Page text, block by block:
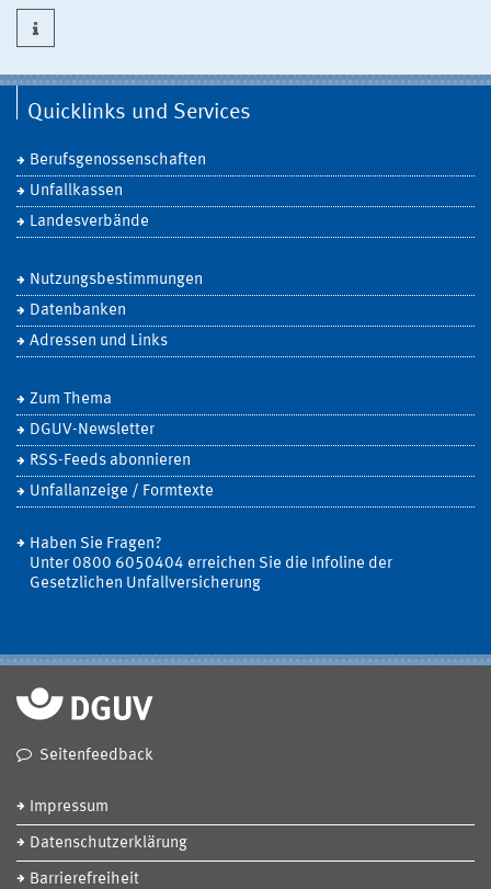
Quicklinks und Services
Berufsgenossenschaften
Unfallkassen
Landesverbände
Nutzungsbestimmungen
Datenbanken
Adressen und Links
Zum Thema
DGUV-Newsletter
RSS-Feeds abonnieren
Unfallanzeige / Formtexte
Haben Sie Fragen?
Unter 0800 6050404 erreichen Sie die Infoline der
Gesetzlichen Unfallversicherung
Seitenfeedback
Impressum
Datenschutzerklärung
Barrierefreiheit